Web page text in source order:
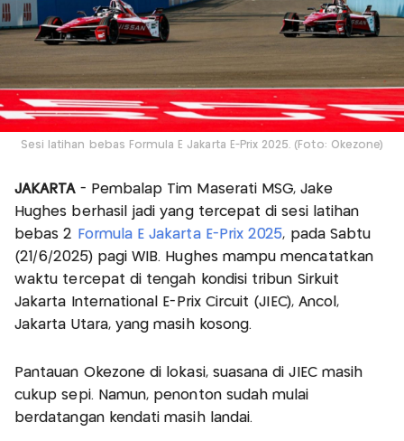
Sesi latihan bebas Formula E Jakarta E-Prix 2025. (Foto: Okezone)
JAKARTA - Pembalap Tim Maserati MSG, Jake
Hughes berhasil jadi yang tercepat di sesi latihan
bebas 2
Formula E Jakarta E-Prix 2025, pada Sabtu
(21/6/2025) pagi WIB. Hughes mampu mencatatkan
waktu tercepat di tengah kondisi tribun Sirkuit
Jakarta International E-Prix Circuit (JIEC), Ancol,
Jakarta Utara, yang masih kosong.
Pantauan Okezone di lokasi, suasana di JIEC masih
cukup sepi. Namun, penonton sudah mulai
berdatangan kendati masih landai.